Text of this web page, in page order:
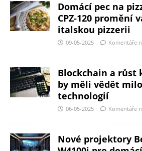
Domácí pec na
CPZ-120 promění
italskou pizzerii
09-05-2025 Komentáře
Blockchain a růst
by měli vědět
technologií
06-05-2025 Komentáře
Nové projektory